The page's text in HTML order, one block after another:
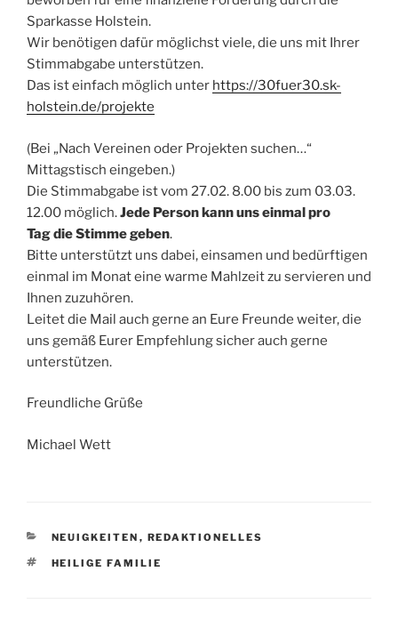
Sparkasse Holstein.
Wir benötigen dafür möglichst viele, die uns mit Ihrer
Stimmabgabe unterstützen.
Das ist einfach möglich unter https://30fuer30.sk-
holstein.de/projekte
(Bei „Nach Vereinen oder Projekten suchen…“
Mittagstisch eingeben.)
Die Stimmabgabe ist vom 27.02. 8.00 bis zum 03.03.
12.00 möglich.Jede Person kann unseinmal pro
Tagdie Stimme geben.
Bitte unterstützt uns dabei, einsamen und bedürftigen
einmal im Monat eine warme Mahlzeit zu servieren und
Ihnen zuzuhören.
Leitet die Mail auch gerne an Eure Freunde weiter, die
uns gemäß Eurer Empfehlung sicher auch gerne
unterstützen.
Freundliche Grüße
Michael Wett
KATEGORIEN
NEUIGKEITEN , REDAKTIONELLES
SCHLAGWÖRTER
HEILIGE FAMILIE